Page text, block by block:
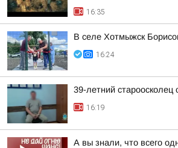
16:35
В селе Хотмыжск
16:24
39-летний
16:19
А вы знали, что всего